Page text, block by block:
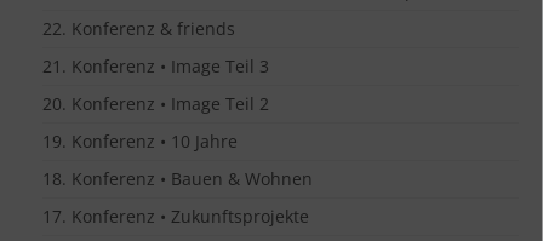
22. Konferenz & friends
21. Konferenz • Image Teil 3
20. Konferenz • Image Teil 2
19. Konferenz • 10 Jahre
18. Konferenz • Bauen & Wohnen
17. Konferenz • Zukunftsprojekte